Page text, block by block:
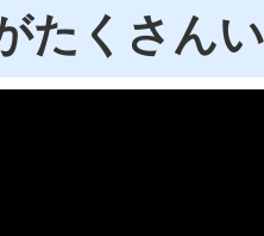
たくさん